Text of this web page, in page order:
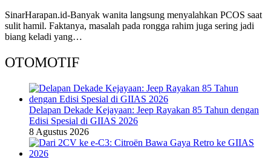
SinarHarapan.id-Banyak wanita langsung menyalahkan PCOS saat
sulit hamil. Faktanya, masalah pada rongga rahim juga sering jadi
biang keladi yang…
OTOMOTIF
Delapan Dekade Kejayaan: Jeep Rayakan 85 Tahun dengan
Edisi Spesial di GIIAS 2026
8 Agustus 2026